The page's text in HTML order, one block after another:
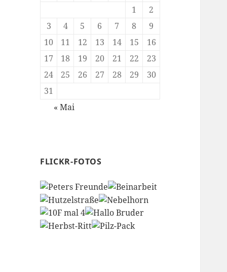
1
2
3
4 5 6 7 8
9
10
11 12 13 14 15
16
17
18 19 20 21 22
23
24
25 26 27 28 29
30
31
« Mai
FLICKR-FOTOS